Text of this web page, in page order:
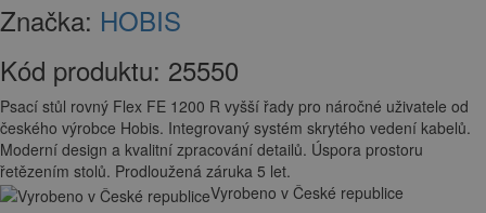
Značka: HOBIS
Kód produktu: 25550
Psací stůl rovný Flex FE 1200 R vyšší řady pro náročné uživatele od
českého výrobce Hobis. Integrovaný systém skrytého vedení kabelů.
Moderní design a kvalitní zpracování detailů. Úspora prostoru
řetězením stolů. Prodloužená záruka 5 let.
Vyrobeno v České republice